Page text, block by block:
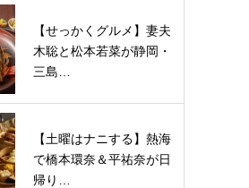
【せっかくグルメ】妻夫
木聡と松本若菜が静岡・
三島…
【土曜はナニする】熱海
で橋本環奈＆平祐奈が日
帰り…